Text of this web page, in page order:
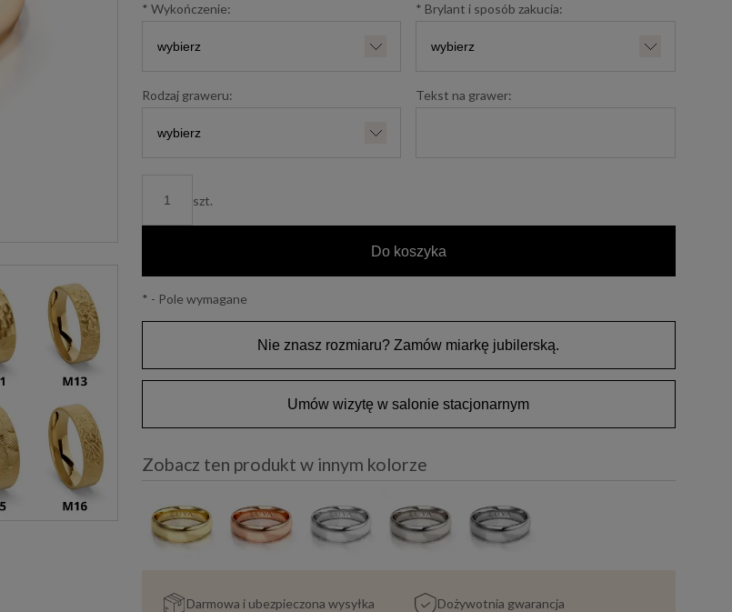
* Wykończenie: * Brylant i sposób zakucia:
Rodzaj graweru: Tekst na grawer:
szt.
Do koszyka
* - Pole wymagane
Nie znasz rozmiaru? Zamów miarkę jubilerską.
Umów wizytę w salonie stacjonarnym
Zobacz ten produkt w innym kolorze
Darmowa i ubezpieczona wysyłka Dożywotnia gwarancja